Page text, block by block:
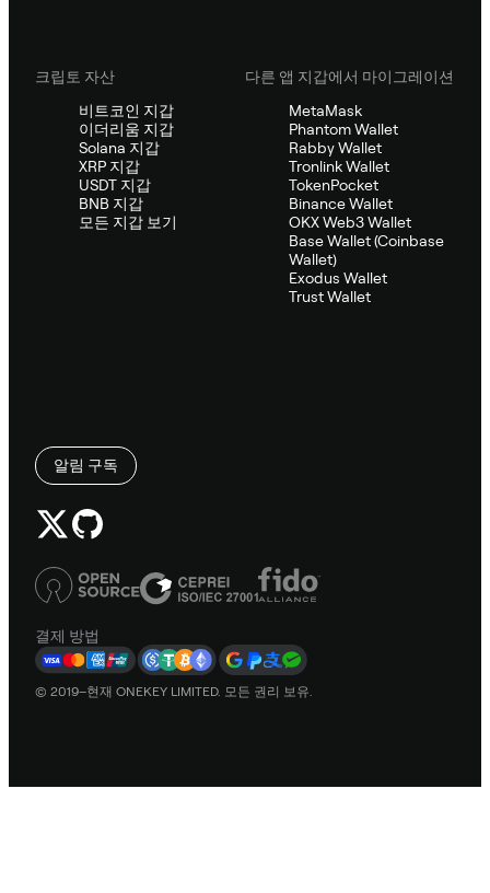
크립토 자산
비트코인 지갑
이더리움 지갑
Solana 지갑
XRP 지갑
USDT 지갑
BNB 지갑
모든 지갑 보기
다른 앱 지갑에서 마이그레이션
MetaMask
Phantom Wallet
Rabby Wallet
Tronlink Wallet
TokenPocket
Binance Wallet
OKX Web3 Wallet
Base Wallet (Coinbase
Wallet)
Exodus Wallet
Trust Wallet
알림 구독
결제 방법
© 2019–현재 ONEKEY LIMITED. 모든 권리 보유.